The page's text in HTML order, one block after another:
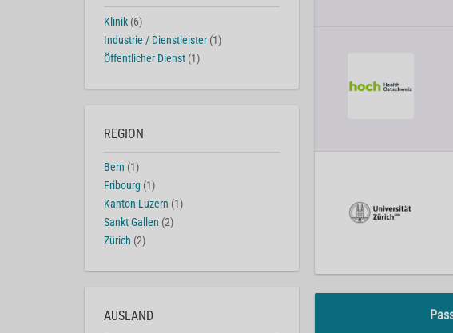
Klinik (6)
Industrie / Dienstleister (1)
Öffentlicher Dienst (1)
REGION
Bern (1)
Fribourg (1)
Kanton Luzern (1)
Sankt Gallen (2)
Zürich (2)
AUSLAND